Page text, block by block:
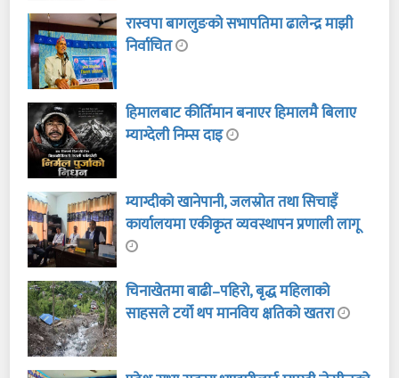
रास्वपा बागलुङको सभापतिमा ढालेन्द्र माझी
निर्वाचित
हिमालबाट कीर्तिमान बनाएर हिमालमै बिलाए
म्याग्देली निम्स दाइ
म्याग्दीको खानेपानी, जलस्रोत तथा सिचाइँ
कार्यालयमा एकीकृत व्यवस्थापन प्रणाली लागू
चिनाखेतमा बाढी–पहिरो, बृद्ध महिलाको
साहसले टर्यो थप मानविय क्षतिको खतरा